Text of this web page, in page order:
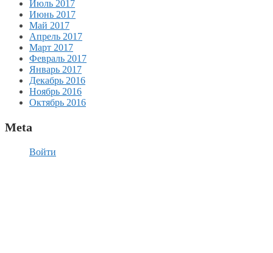
Июль 2017
Июнь 2017
Май 2017
Апрель 2017
Март 2017
Февраль 2017
Январь 2017
Декабрь 2016
Ноябрь 2016
Октябрь 2016
Meta
Войти